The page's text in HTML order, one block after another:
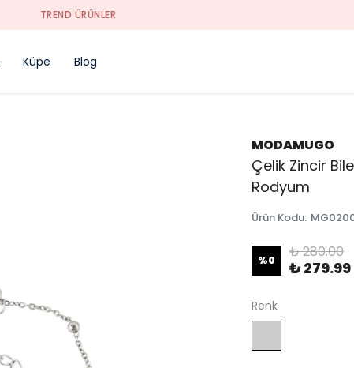
TREND ÜRÜNLER
Küpe Blog
MODAMUGO
Çelik Zincir
Rodyum
Ürün Kodu:
%0 ₺ 280.00
₺ 279.99
Renk